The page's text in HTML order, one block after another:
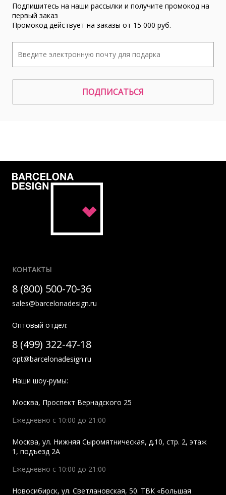
Подпишитесь на наши рассылки и получите промокод на
первый заказ
Промокод действует на заказы от 15 000 руб.
ПОДПИСАТЬСЯ
КОНТАКТЫ
8 (800) 500-70-36
sales@barcelonadesign.ru
Оптовый отдел:
8 (499) 322-47-18
opt@barcelonadesign.ru
Наши шоу-румы:
Москва, Проспект Вернадского 25
Ежедневно с 10:00 до 21:00
Москва, ул. Нижняя Сыромятническая, д.10, стр. 2, этаж
1, подъезд 2A
Ежедневно с 10:00 до 21:00
Новосибирск, ул. Светлановская, 50. ТВК «Большая